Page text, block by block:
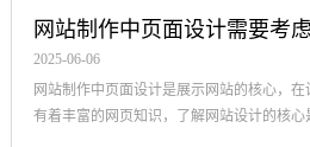
网站制作中页面设计需要考
2025-06-06
网站制作中页面设计是展示网站的核心，
有着丰富的网页知识，了解网站设计的核